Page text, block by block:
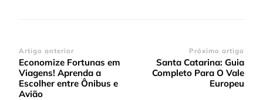
Navegação
de
post
Artigo anterior
Economize Fortunas em
Viagens! Aprenda a
Escolher entre Ônibus e
Avião
Próximo artigo
Santa Catarina: Guia
Completo Para O Vale
Europeu